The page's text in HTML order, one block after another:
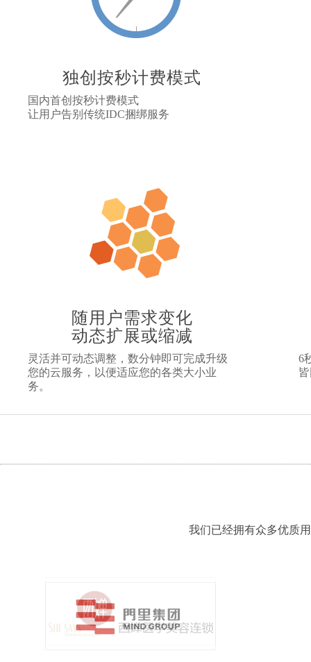
独创按秒计费模式
国内首创按秒计费模式
让用户告别传统IDC捆绑服务
随用户需求变化
动态扩展或缩减
灵活并可动态调整，数分钟即可完成升级
您的云服务，以便适应您的各类大小业
务。
6
我们已经拥有众多优质